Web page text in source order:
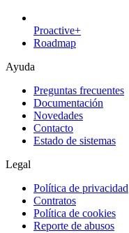
Proactive+
Roadmap
Ayuda
Preguntas frecuentes
Documentación
Novedades
Contacto
Estado de sistemas
Legal
Política de privacidad
Contratos
Política de cookies
Reporte de abusos